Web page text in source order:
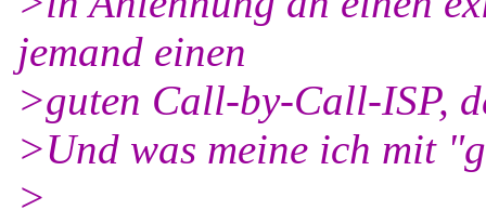
jemand einen
>guten Call-by-Call-ISP,
>Und was meine ich mit
>